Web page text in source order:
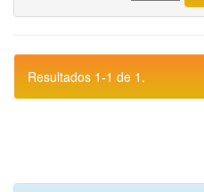
Resultados 1-1 de 1.